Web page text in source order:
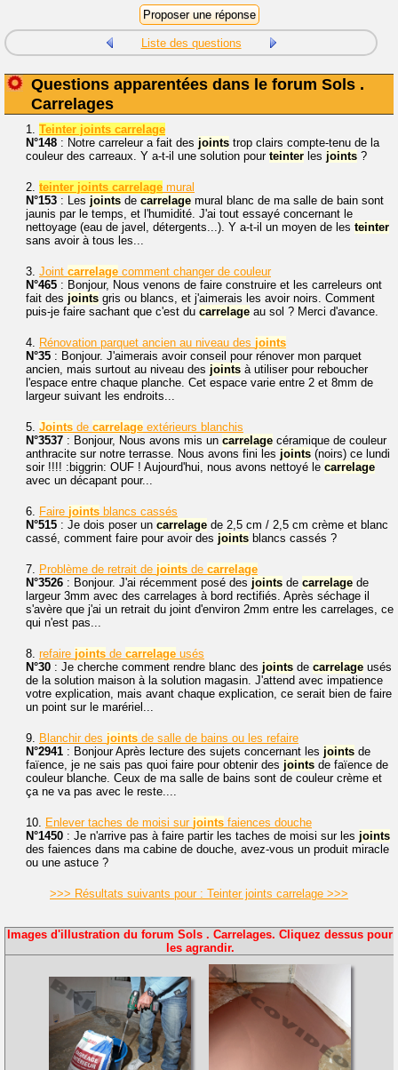
Liste des questions
Questions apparentées dans le forum Sols .
Carrelages
1. Teinter joints carrelage
N°148 : Notre carreleur a fait des joints trop clairs compte-tenu de la
couleur des carreaux. Y a-t-il une solution pour teinter les joints ?
2. teinter joints carrelage mural
N°153 : Les joints de carrelage mural blanc de ma salle de bain sont
jaunis par le temps, et l'humidité. J'ai tout essayé concernant le
nettoyage (eau de javel, détergents...). Y a-t-il un moyen de les teinter
sans avoir à tous les...
3. Joint carrelage comment changer de couleur
N°465 : Bonjour, Nous venons de faire construire et les carreleurs ont
fait des joints gris ou blancs, et j'aimerais les avoir noirs. Comment
puis-je faire sachant que c'est du carrelage au sol ? Merci d'avance.
4. Rénovation parquet ancien au niveau des joints
N°35 : Bonjour. J'aimerais avoir conseil pour rénover mon parquet
ancien, mais surtout au niveau des joints à utiliser pour reboucher
l'espace entre chaque planche. Cet espace varie entre 2 et 8mm de
largeur suivant les endroits...
5. Joints de carrelage extérieurs blanchis
N°3537 : Bonjour, Nous avons mis un carrelage céramique de couleur
anthracite sur notre terrasse. Nous avons fini les joints (noirs) ce lundi
soir !!!! :biggrin: OUF ! Aujourd'hui, nous avons nettoyé le carrelage
avec un décapant pour...
6. Faire joints blancs cassés
N°515 : Je dois poser un carrelage de 2,5 cm / 2,5 cm crème et blanc
cassé, comment faire pour avoir des joints blancs cassés ?
7. Problème de retrait de joints de carrelage
N°3526 : Bonjour. J'ai récemment posé des joints de carrelage de
largeur 3mm avec des carrelages à bord rectifiés. Après séchage il
s'avère que j'ai un retrait du joint d'environ 2mm entre les carrelages, ce
qui n'est pas...
8. refaire joints de carrelage usés
N°30 : Je cherche comment rendre blanc des joints de carrelage usés
de la solution maison à la solution magasin. J'attend avec impatience
votre explication, mais avant chaque explication, ce serait bien de faire
un point sur le marériel...
9. Blanchir des joints de salle de bains ou les refaire
N°2941 : Bonjour Après lecture des sujets concernant les joints de
faïence, je ne sais pas quoi faire pour obtenir des joints de faïence de
couleur blanche. Ceux de ma salle de bains sont de couleur crème et
ça ne va pas avec le reste....
10. Enlever taches de moisi sur joints faiences douche
N°1450 : Je n'arrive pas à faire partir les taches de moisi sur les joints
des faiences dans ma cabine de douche, avez-vous un produit miracle
ou une astuce ?
>>> Résultats suivants pour : Teinter joints carrelage >>>
Images d'illustration du forum Sols . Carrelages. Cliquez dessus pour
les agrandir.